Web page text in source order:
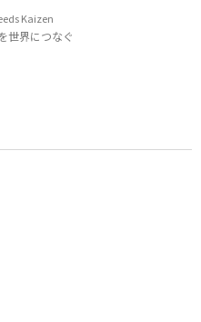
Kaizen
世界につなぐ